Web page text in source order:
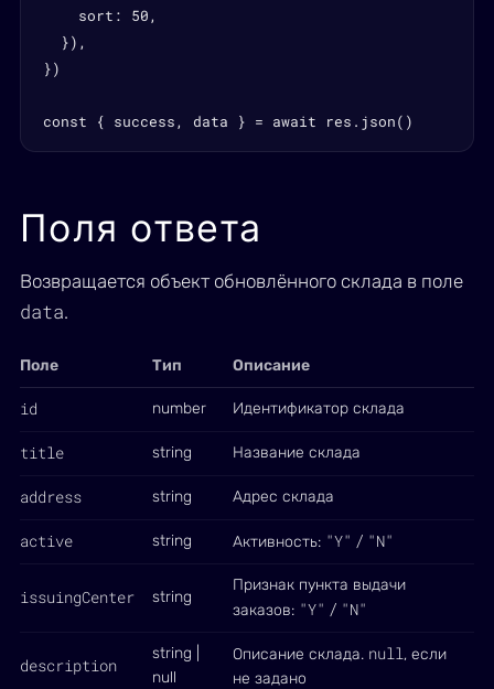
    sort: 50,
  }),
})
const { success, data } = await res.json()
Поля ответа
Возвращается объект обновлённого склада в поле
data.
Поле Тип Описание
id number Идентификатор склада
title string Название склада
address string Адрес склада
active string Активность: "Y" / "N"
issuingCenter string
Признак пункта выдачи
заказов: "Y" / "N"
description
string |
null
Описание склада. null, если
не задано